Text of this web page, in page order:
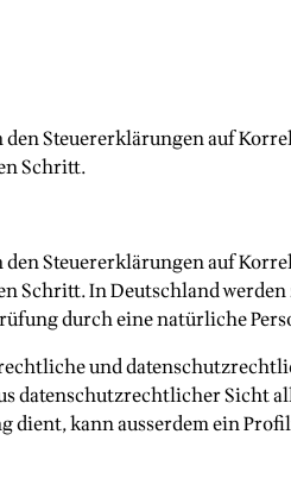
Steuererklärungen auf
Schritt.
Steuererklärungen auf
Schritt. In Deutschland werden
durch eine natürliche
und
datenschutzrechtlicher Sicht
dient, kann ausserdem ein